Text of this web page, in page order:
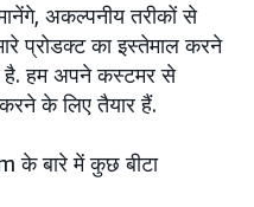
अकल्पनीय तरीकों से
प्रोडक्ट का इस्तेमाल करने
है. हम अपने कस्टमर से
के लिए तैयार हैं.
बारे में कुछ बीटा